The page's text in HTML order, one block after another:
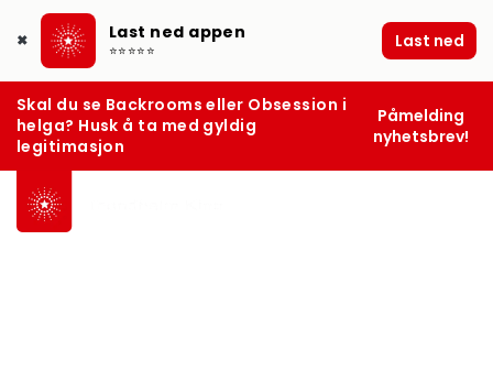
✖ Last ned appen
⭐⭐⭐⭐⭐ Last ned
Skal du se Backrooms eller Obsession i
helga? Husk å ta med gyldig
legitimasjon
Påmelding
nyhetsbrev!